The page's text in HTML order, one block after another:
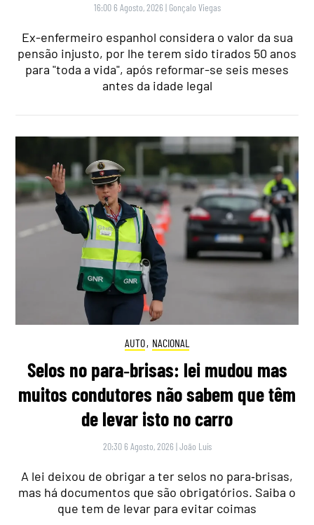
16:00 6 Agosto, 2026 | Gonçalo Viegas
Ex-enfermeiro espanhol considera o valor da sua
pensão injusto, por lhe terem sido tirados 50 anos
para "toda a vida", após reformar-se seis meses
antes da idade legal
AUTO, NACIONAL
Selos no para‑brisas: lei mudou mas
muitos condutores não sabem que têm
de levar isto no carro
20:30 6 Agosto, 2026 |João Luís
A lei deixou de obrigar a ter selos no para‑brisas,
mas há documentos que são obrigatórios. Saiba o
que tem de levar para evitar coimas